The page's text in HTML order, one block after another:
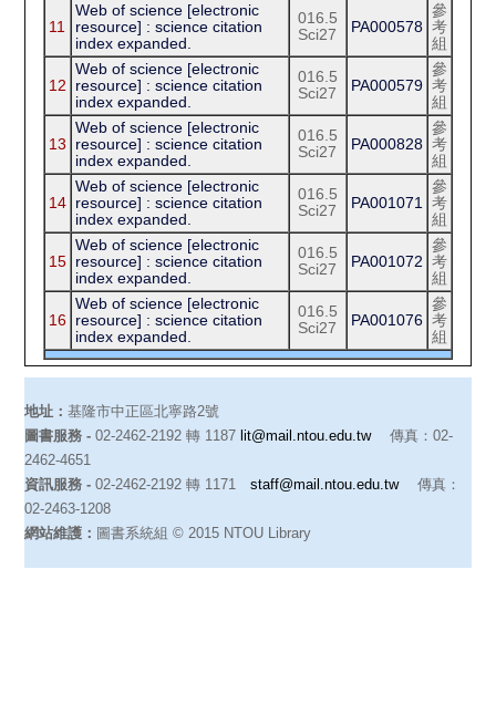
11
Web of science [electronic
resource] : science citation
index expanded.
016.5
Sci27
PA000578
參
考
組
12
Web of science [electronic
resource] : science citation
index expanded.
016.5
Sci27
PA000579
參
考
組
13
Web of science [electronic
resource] : science citation
index expanded.
016.5
Sci27
PA000828
參
考
組
14
Web of science [electronic
resource] : science citation
index expanded.
016.5
Sci27
PA001071
參
考
組
15
Web of science [electronic
resource] : science citation
index expanded.
016.5
Sci27
PA001072
參
考
組
16
Web of science [electronic
resource] : science citation
index expanded.
016.5
Sci27
PA001076
參
考
組
地址：基隆市中正區北寧路2號
圖書服務 -02-2462-2192 轉 1187 lit@mail.ntou.edu.tw傳真：02-
2462-4651
資訊服務 -02-2462-2192 轉 1171staff@mail.ntou.edu.tw傳真：
02-2463-1208
網站維護： 圖書系統組 © 2015 NTOU Library